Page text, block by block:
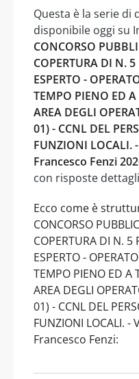
Questa è la serie di
disponibile oggi su
CONCORSO
COPERTURA DI N.
ESPERTO -
TEMPO PIENO ED
AREA DEGLI
01) - CCNL DEL
FUNZIONI LOCALI.
Francesco Fenzi
con risposte
Ecco come è
CONCORSO
COPERTURA DI N. 5
ESPERTO -
TEMPO PIENO ED A
AREA DEGLI
01) - CCNL DEL
FUNZIONI LOCALI.
Francesco Fenzi: